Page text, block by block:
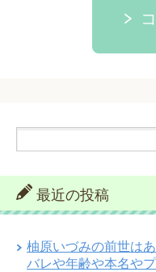
最近の投稿
柚原いづみの前世は
バレや年齢や本名や